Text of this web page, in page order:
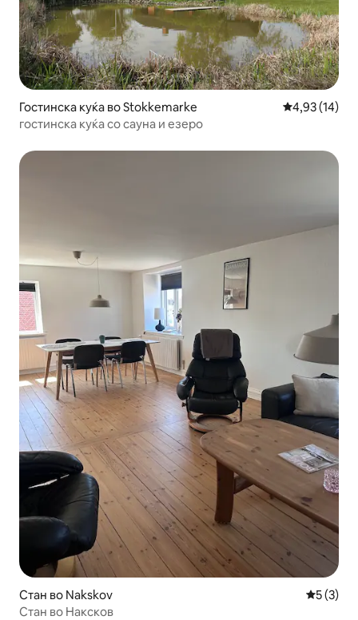
Гостинска куќа во Stokkemarke Просечна
4,93 (14)
гостинска куќа со сауна и езеро
Стан во Nakskov
5 (3)
Стан во Наксков